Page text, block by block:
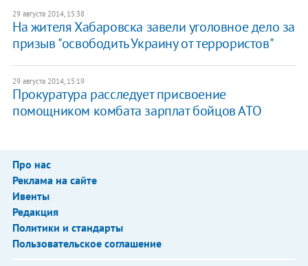
29 августа 2014, 15:38
На жителя Хабаровска завели уголовное дело за
призыв "освободить Украину от террористов"
29 августа 2014, 15:19
​Прокуратура расследует присвоение
помощником комбата зарплат бойцов АТО
Про нас
Реклама на сайте
Ивенты
Редакция
Политики и стандарты
Пользовательское соглашение